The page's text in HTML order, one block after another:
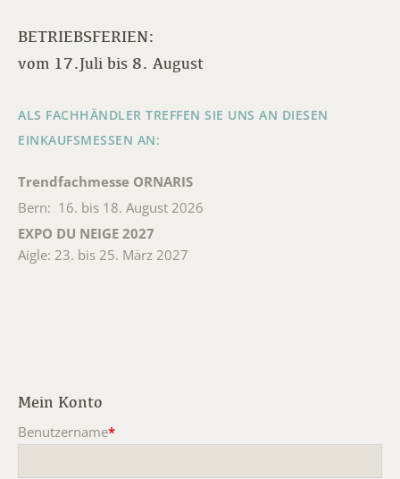
BETRIEBSFERIEN:
vom 17.Juli bis 8. August
ALS FACHHÄNDLER TREFFEN SIE UNS AN DIESEN
EINKAUFSMESSEN AN:
Trendfachmesse ORNARIS
Bern: 16. bis 18. August 2026
EXPO DU NEIGE 2027
Aigle: 23. bis 25. März 2027
Mein Konto
Benutzername*